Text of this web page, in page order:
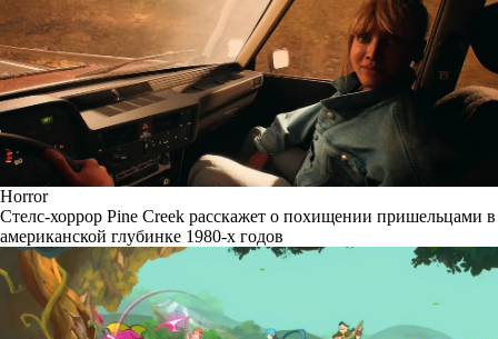
Horror
Стелс-хоррор Pine Creek расскажет о похищении пришельцами в
американской глубинке 1980-х годов